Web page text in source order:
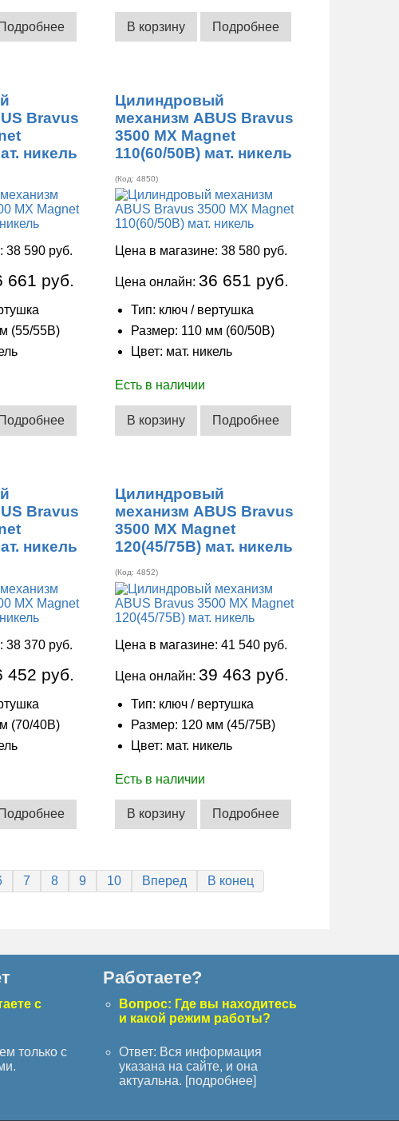
Подробнее В корзину Подробнее
Bravus
никель
38 590 руб.
661 руб.
(55/55В)
Подробнее
Цилиндровый
механизм ABUS Bravus
3500 MX Magnet
110(60/50В) мат. никель
(Код:4850)
Цена в магазине:38 580 руб.
Цена онлайн:36 651 руб.
Тип: ключ / вертушка
Размер: 110 мм (60/50В)
Цвет: мат. никель
Есть в наличии
В корзину Подробнее
Bravus
никель
38 370 руб.
452 руб.
(70/40В)
Подробнее
Цилиндровый
механизм ABUS Bravus
3500 MX Magnet
120(45/75В) мат. никель
(Код:4852)
Цена в магазине:41 540 руб.
Цена онлайн:39 463 руб.
Тип: ключ / вертушка
Размер: 120 мм (45/75В)
Цвет: мат. никель
Есть в наличии
В корзину Подробнее
7 8 9 10 Вперед В конец
с
только с
Работаете?
Вопрос: Где вы находитесь
и какой режим работы?
Ответ: Вся информация
указана на сайте, и она
актуальна. [подробнее]